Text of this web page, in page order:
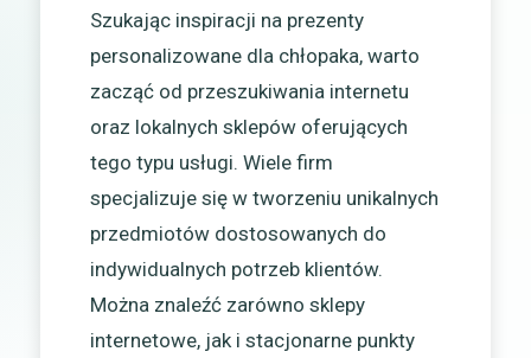
Szukając inspiracji na prezenty
personalizowane dla chłopaka, warto
zacząć od przeszukiwania internetu
oraz lokalnych sklepów oferujących
tego typu usługi. Wiele firm
specjalizuje się w tworzeniu unikalnych
przedmiotów dostosowanych do
indywidualnych potrzeb klientów.
Można znaleźć zarówno sklepy
internetowe, jak i stacjonarne punkty